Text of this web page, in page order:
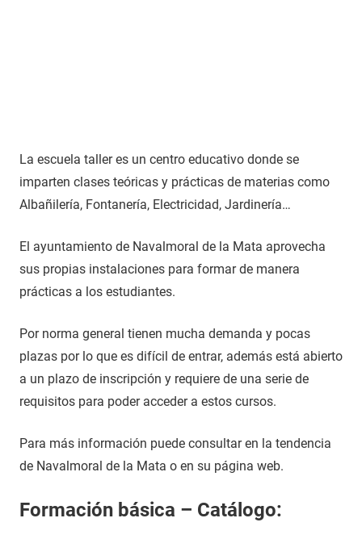
La escuela taller es un centro educativo donde se
imparten clases teóricas y prácticas de materias como
Albañilería, Fontanería, Electricidad, Jardinería…
El ayuntamiento de Navalmoral de la Mata aprovecha
sus propias instalaciones para formar de manera
prácticas a los estudiantes.
Por norma general tienen mucha demanda y pocas
plazas por lo que es difícil de entrar, además está abierto
a un plazo de inscripción y requiere de una serie de
requisitos para poder acceder a estos cursos.
Para más información puede consultar en la tendencia
de Navalmoral de la Mata o en su página web.
Formación básica – Catálogo: